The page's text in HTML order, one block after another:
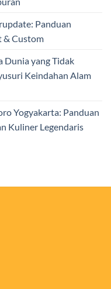
Panduan
& Custom
Dunia yang Tidak
Keindahan Alam
Yogyakarta: Panduan
Kuliner Legendaris